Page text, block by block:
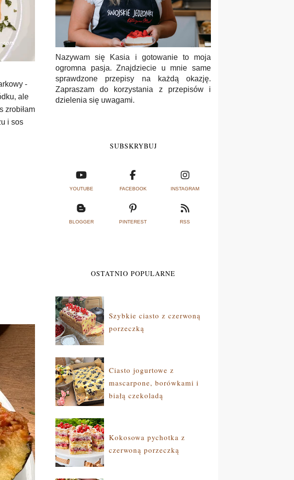
-
ale
zrobiłam
i sos
Nazywam się Kasia i gotowanie to moja
ogromna pasja. Znajdziecie u mnie same
sprawdzone przepisy na każdą okazję.
Zapraszam do korzystania z przepisów i
dzielenia się uwagami.
SUBSKRYBUJ
YOUTUBE FACEBOOK INSTAGRAM
BLOGGER PINTEREST RSS
OSTATNIO POPULARNE
Szybkie ciasto z czerwoną
porzeczką
Ciasto jogurtowe z
mascarpone, borówkami i
białą czekoladą
Kokosowa pychotka z
czerwoną porzeczką